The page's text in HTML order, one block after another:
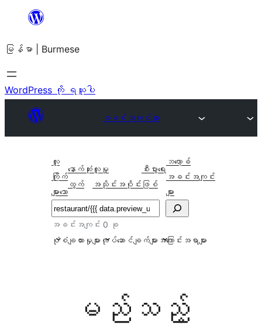
အကြောင်းအရာ
ကျော်သွား
ရန်
မြန်မာ | Burmese
WordPress ကို ရယူပါ
အခင်းအကျင်းများ
လူ
ကြိုက်
များသော
နောက်ဆုံး
ထွက်
လူမှု
အသိုင်းအဝိုင်း
စီးပွားရေး
ဖြစ်
ဘလော့ခ်
အခင်းအကျင်း
များ
ရှာ
ပါ
အခင်းအကျင်း 0 ခု
ပုံစံချထားမှုများ လုပ်ဆောင်ချက်များ အကြောင်းအရာများ
မည်သည့်